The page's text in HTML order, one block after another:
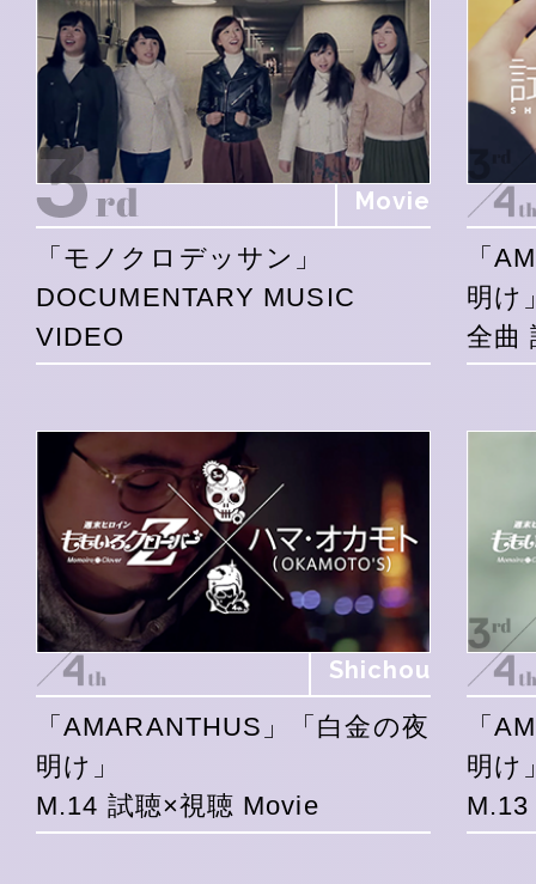
Movie
「モノクロデッサン」
DOCUMENTARY MUSIC
VIDEO
「
明け
全曲
Shichou
「AMARANTHUS」「白金の夜
明け」
M.14 試聴×視聴 Movie
「
明け